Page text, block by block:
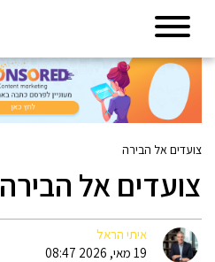
צועדים אל הבירה
צועדים אל הבירה
איתי הראל
19 מאי, 2026 08:47